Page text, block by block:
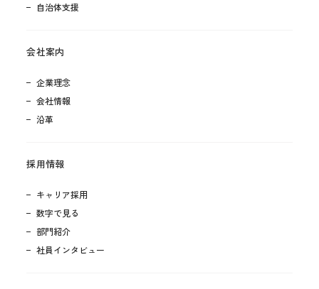
自治体支援
会社案内
企業理念
会社情報
沿革
採用情報
キャリア採用
数字で見る
部門紹介
社員インタビュー